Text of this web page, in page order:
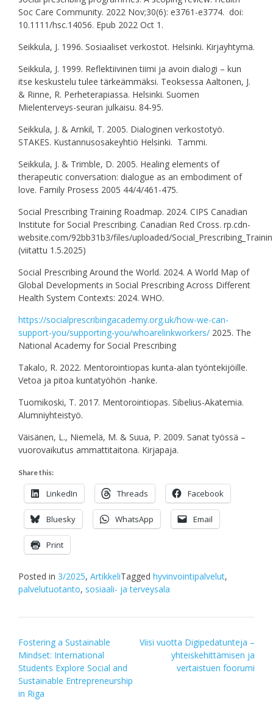
Soc Care Community. 2022 Nov;30(6): e3761-e3774. doi:
10.1111/hsc.14056. Epub 2022 Oct 1.
Seikkula, J. 1996. Sosiaaliset verkostot. Helsinki. Kirjayhtymä.
Seikkula, J. 1999. Reflektiivinen tiimi ja avoin dialogi – kun
itse keskustelu tulee tärkeämmäksi. Teoksessa Aaltonen, J.
& Rinne, R. Perheterapiassa. Helsinki. Suomen
Mielenterveys-seuran julkaisu. 84-95.
Seikkula, J. & Arnkil, T. 2005. Dialoginen verkostotyö.
STAKES. Kustannusosakeyhtiö Helsinki. Tammi.
Seikkula, J. & Trimble, D. 2005. Healing elements of
therapeutic conversation: dialogue as an embodiment of
love. Family Prosess 2005 44/4/461-475.
Social Prescribing Training Roadmap. 2024. CIPS Canadian
Institute for Social Prescribing. Canadian Red Cross. rp.cdn-
website.com/92bb31b3/files/uploaded/
(viitattu 1.5.2025)
Social Prescribing Around the World. 2024. A World Map of
Global Developments in Social Prescribing Across Different
Health System Contexts: 2024. WHO.
https://socialprescribingacademy.org.uk/how-we-can-
support-you/supporting-you/whoarelinkworkers/ 2025. The
National Academy for Social Prescribing
Takalo, R. 2022. Mentorointiopas kunta-alan työntekijöille.
Vetoa ja pitoa kuntatyöhön -hanke.
Tuomikoski, T. 2017. Mentorointiopas. Sibelius-Akatemia.
Alumniyhteistyö.
Väisänen, L., Niemelä, M. & Suua, P. 2009. Sanat työssä –
vuorovaikutus ammattitaitona. Kirjapaja.
Share this:
LinkedIn Threads Facebook
Bluesky WhatsApp Email
Print
Posted in 3/2025, ArtikkeliTagged hyvinvointipalvelut,
palvelutuotanto, sosiaali- ja terveysala
Post
navigation
Fostering a Sustainable
Mindset: International
Students Explore Social and
Sustainable Entrepreneurship
in Riga
Viisi vuotta Digipedatunteja –
yhteiskehittämisen ja
vertaistuen foorumi